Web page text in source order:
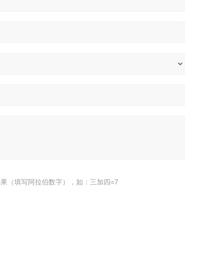
（填写阿拉伯数字），如：三加四=7